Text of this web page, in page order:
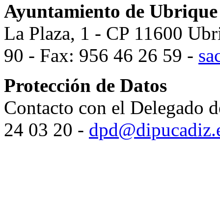
Ayuntamiento de Ubrique
La Plaza, 1 - CP 11600
90 - Fax: 956 46 26 59 -
Protección de Datos
Contacto con el Delegado
24 03 20 -